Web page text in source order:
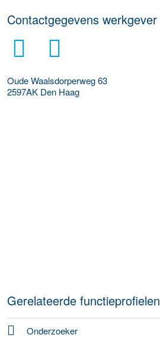
Contactgegevens werkgever
Oude Waalsdorperweg 63
2597AK Den Haag
Gerelateerde functieprofielen
Onderzoeker